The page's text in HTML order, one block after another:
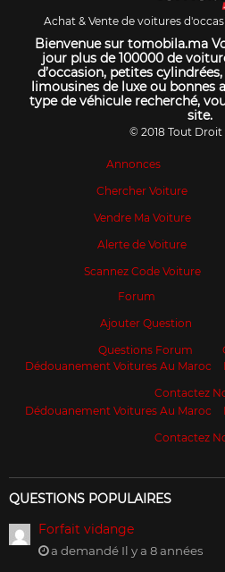
Achat & Vente de voitures
Bienvenue sur tomobila.ma
jour plus de 100000 de
d’occasion, petites
limousines de luxe ou bonnes
type de véhicule recherché,
site.
© 2018 Tout Droit
Annonces
Chercher Voiture
Vendre Ma Voiture
Alerte de Voiture
Scannez Code Voiture
Forum
Ajouter Question
Questions Forum
Dédouanement Voitures Au Maroc
Contactez
Dédouanement Voitures Au Maroc
Contactez
QUESTIONS POPULAIRES
Forfait vidange
a demandé Il y a 8 années